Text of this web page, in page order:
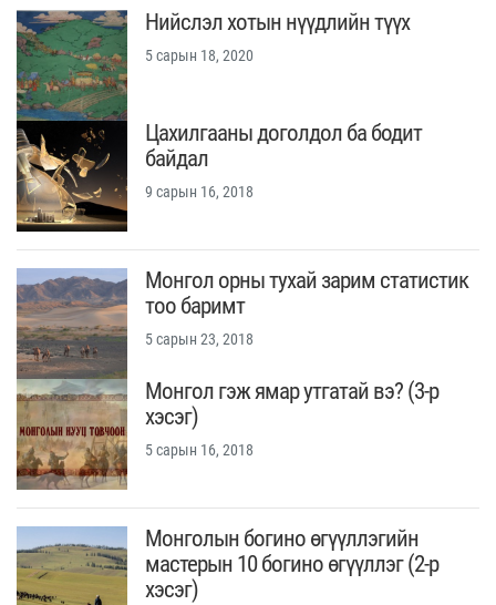
Нийслэл хотын нүүдлийн түүх
5 сарын 18, 2020
Цахилгааны доголдол ба бодит
байдал
9 сарын 16, 2018
Монгол орны тухай зарим статистик
тоо баримт
5 сарын 23, 2018
Монгол гэж ямар утгатай вэ? (3-р
хэсэг)
5 сарын 16, 2018
Монголын богино өгүүллэгийн
мастерын 10 богино өгүүллэг (2-р
хэсэг)